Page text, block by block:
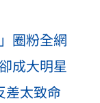
圈粉全網
成大明星
差太致命